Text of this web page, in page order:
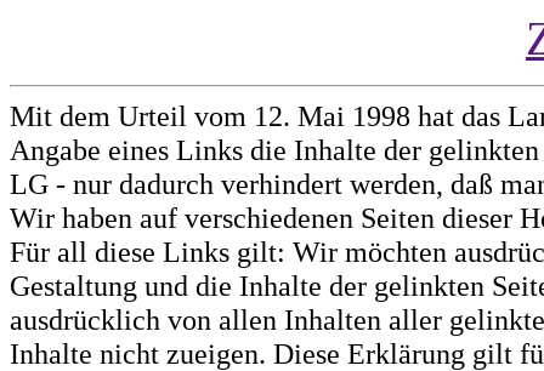
Mit dem Urteil vom 12. Mai 1998 hat das
Angabe eines Links die Inhalte der
LG - nur dadurch verhindert werden, daß
Wir haben auf verschiedenen Seiten dieser
Für all diese Links gilt: Wir möchten
Gestaltung und die Inhalte der gelinkten
ausdrücklich von allen Inhalten aller
Inhalte nicht zueigen. Diese Erklärung gilt